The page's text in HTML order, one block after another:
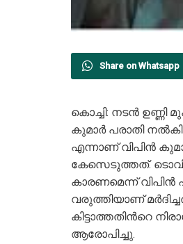
Share on Whatsapp
കൊച്ചി: നടൻ ഉണ്ണി
കുമാർ പരാതി
എന്നാണ് വിപിൻ
കേസെടുത്തത്.
കാരണമെന്ന് വിപിൻ
വരുത്തിയാണ്
കിട്ടാത്തതിന്‍റെ
ആരോപിച്ചു.